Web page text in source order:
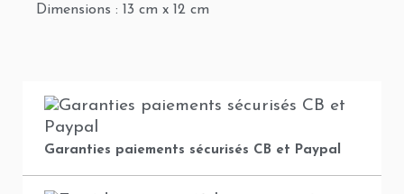
Dimensions : 13 cm x 12 cm
Garanties paiements sécurisés CB et Paypal